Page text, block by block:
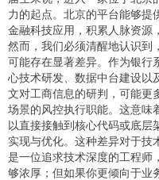
力的起点。北京的平台能够提
金融科技应用，积累人脉资源
然而，我们必须清醒地认识到
可能存在显著差异。作为银行
心技术研发、数据中台建设以
文对工商信息的研判，可能更
场景的风控执行职能。这意味
以直接接触到核心代码或底层
实现与优化。这种差异对于技
是一位追求技术深度的工程师
够浓厚；但如果你更倾向于业